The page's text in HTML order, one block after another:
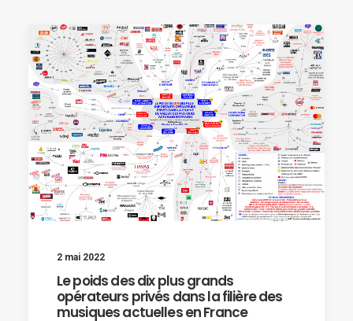
2 mai 2022
Le poids des dix plus grands
opérateurs privés dans la filière des
musiques actuelles en France